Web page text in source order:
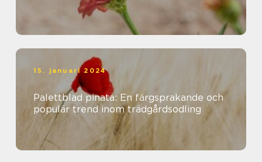
15. januari 2024
Palettblad pinata: En färgsprakande och
populär trend inom trädgårdsodling